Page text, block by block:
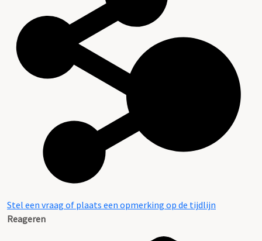
Stel een vraag of plaats een opmerking op de tijdlijn
Reageren